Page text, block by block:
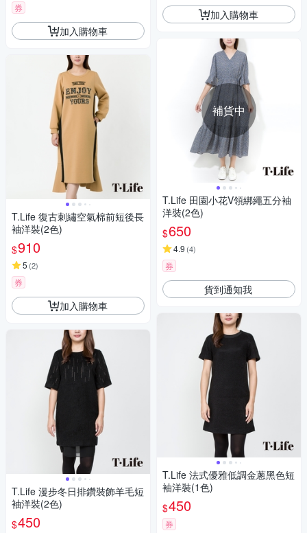
券
加入購物車
T.Life 復古刺繡空氣棉前短後長
袖洋裝(2色)
$910
5 (2)
券
加入購物車
T.Life 漫步冬日排鑽裝飾羊毛短
袖洋裝(2色)
$450
加入購物車
補貨中
T.Life 田園小花V領綁繩五分袖
洋裝(2色)
$650
4.9 (4)
券
貨到通知我
T.Life 法式優雅低調金蔥黑色短
袖洋裝(1色)
$450
券